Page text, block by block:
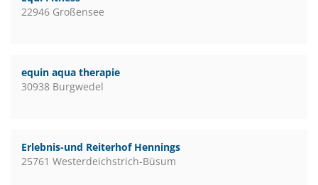
22946 Großensee
equin aqua therapie
30938 Burgwedel
Erlebnis-und Reiterhof Hennings
25761 Westerdeichstrich-Büsum